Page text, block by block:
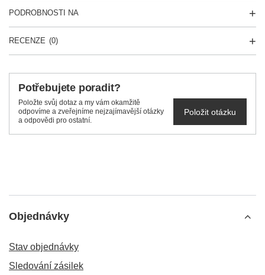
PODROBNOSTI NA
RECENZE (0)
Potřebujete poradit?
Položte svůj dotaz a my vám okamžitě
odpovíme a zveřejníme nejzajímavější otázky
a odpovědi pro ostatní.
Položit otázku
Objednávky
Stav objednávky
Sledování zásilek